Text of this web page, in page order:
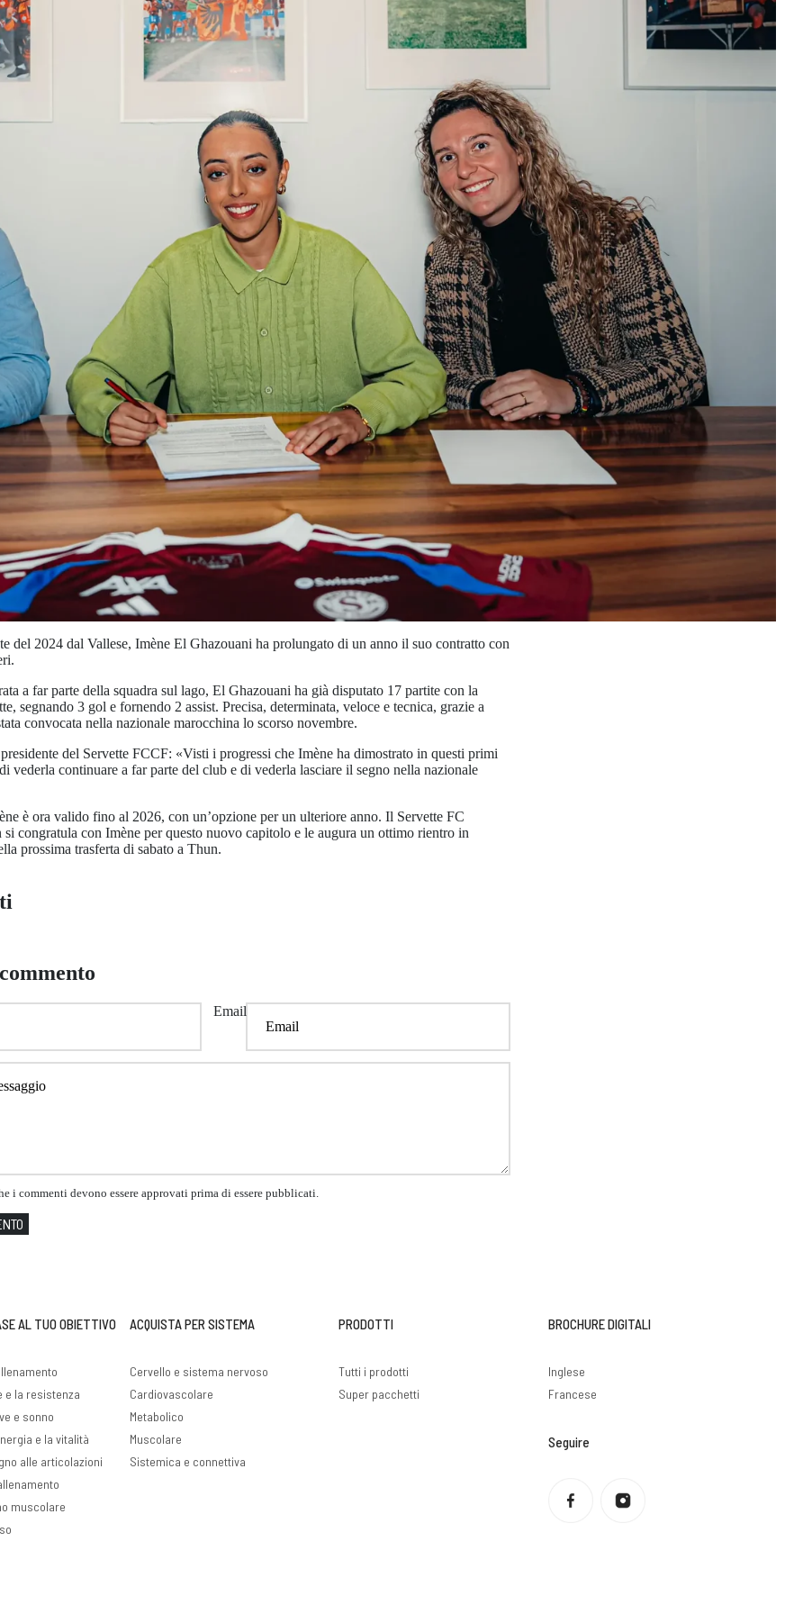
del 2024 dal Vallese, Imène El Ghazouani ha prolungato di un anno il suo contratto con
a far parte della squadra sul lago, El Ghazouani ha già disputato 17 partite con la
segnando 3 gol e fornendo 2 assist. Precisa, determinata, veloce e tecnica, grazie a
convocata nella nazionale marocchina lo scorso novembre.
del Servette FCCF: «Visti i progressi che Imène ha dimostrato in questi primi
vederla continuare a far parte del club e di vederla lasciare il segno nella nazionale
è ora valido fino al 2026, con un’opzione per un ulteriore anno. Il Servette FC
congratula con Imène per questo nuovo capitolo e le augura un ottimo rientro in
prossima trasferta di sabato a Thun.
Email
i commenti devono essere approvati prima di essere pubblicati.
AL TUO OBIETTIVO
e la resistenza
e sonno
e la vitalità
alle articolazioni
muscolare
ACQUISTA PER SISTEMA
Cervello e sistema nervoso
Cardiovascolare
Metabolico
Muscolare
Sistemica e connettiva
PRODOTTI
Tutti i prodotti
Super pacchetti
BROCHURE DIGITALI
Inglese
Francese
Seguire